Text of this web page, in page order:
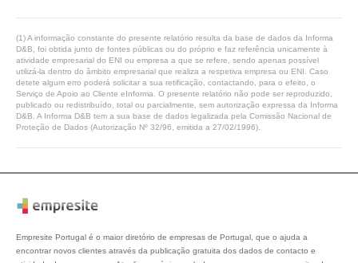
(1) A informação constante do presente relatório resulta da base de dados da Informa
D&B, foi obtida junto de fontes públicas ou do próprio e faz referência unicamente à
atividade empresarial do ENI ou empresa a que se refere, sendo apenas possível
utilizá-la dentro do âmbito empresarial que realiza a respetiva empresa ou ENI. Caso
detete algum erro poderá solicitar a sua retificação, contactando, para o efeito, o
Serviço de Apoio ao Cliente eInforma. O presente relatório não pode ser reproduzido,
publicado ou redistribuído, total ou parcialmente, sem autorização expressa da Informa
D&B. A Informa D&B tem a sua base de dados legalizada pela Comissão Nacional de
Proteção de Dados (Autorização Nº 32/96, emitida a 27/02/1996).
Empresite Portugal é o maior diretório de empresas de Portugal, que o ajuda a
encontrar novos clientes através da publicação gratuita dos dados de contacto e